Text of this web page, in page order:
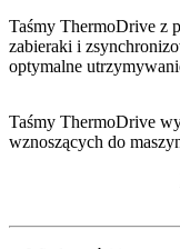
Taśmy ThermoDrive z
zabieraki i
optymalne
Taśmy ThermoDrive
wznoszących do